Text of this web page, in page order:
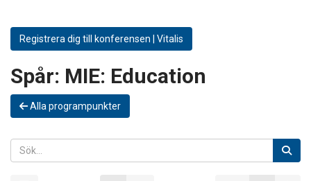
Registrera dig till konferensen | Vitalis
Spår: MIE: Education
Alla programpunkter